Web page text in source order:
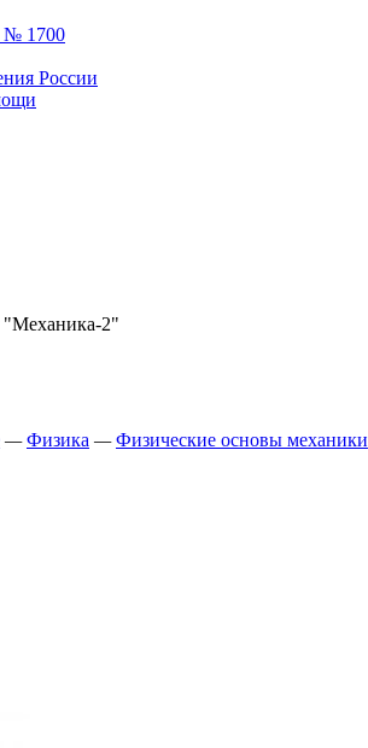
№ 1700
России
"Механика-2"
—Физика —Физические основы механики